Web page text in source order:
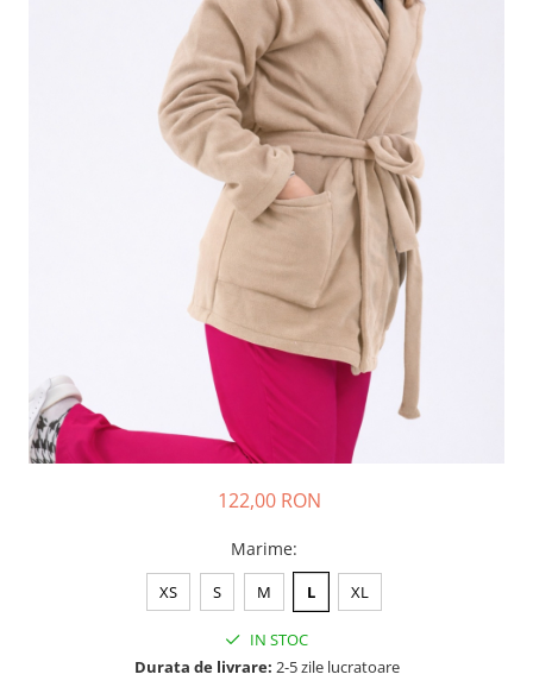
122,00 RON
Marime:
XS S M L XL
IN STOC
Durata de livrare: 2-5 zile lucratoare